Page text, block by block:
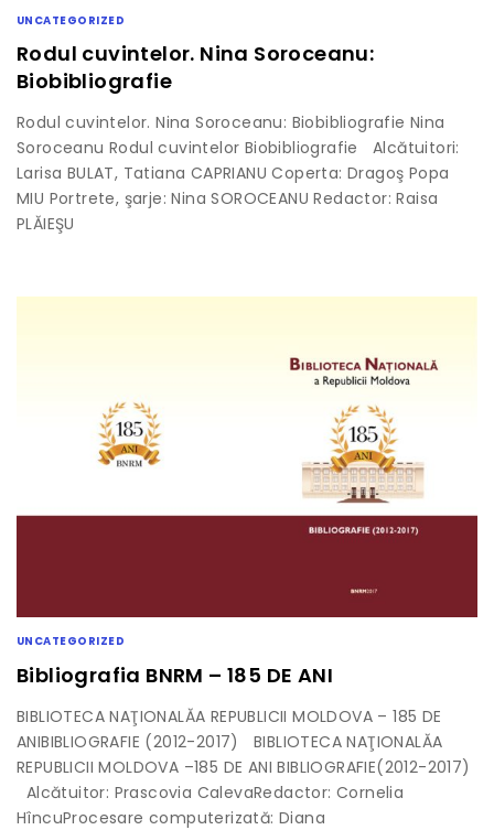
UNCATEGORIZED
Rodul cuvintelor. Nina Soroceanu:
Biobibliografie
Rodul cuvintelor. Nina Soroceanu: Biobibliografie Nina
Soroceanu Rodul cuvintelor Biobibliografie Alcătuitori:
Larisa BULAT, Tatiana CAPRIANU Coperta: Dragoş Popa
MIU Portrete, şarje: Nina SOROCEANU Redactor: Raisa
PLĂIEŞU
UNCATEGORIZED
Bibliografia BNRM – 185 DE ANI
BIBLIOTECA NAŢIONALĂA REPUBLICII MOLDOVA – 185 DE
ANIBIBLIOGRAFIE (2012-2017) BIBLIOTECA NAŢIONALĂA
REPUBLICII MOLDOVA –185 DE ANI BIBLIOGRAFIE(2012-2017)
Alcătuitor: Prascovia CalevaRedactor: Cornelia
HîncuProcesare computerizată: Diana